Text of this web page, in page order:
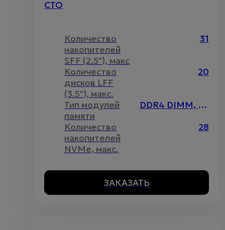
CTO
Количество
накопителей
SFF (2.5"), макс
31
Количество
дисков LFF
(3.5"), макс.
20
Тип модулей
памяти
DDR4 DIMM, Intel Optane
Количество
накопителей
NVMe, макс.
28
ЗАКАЗАТЬ